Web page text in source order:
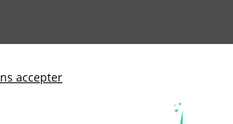
de défense des
accepter